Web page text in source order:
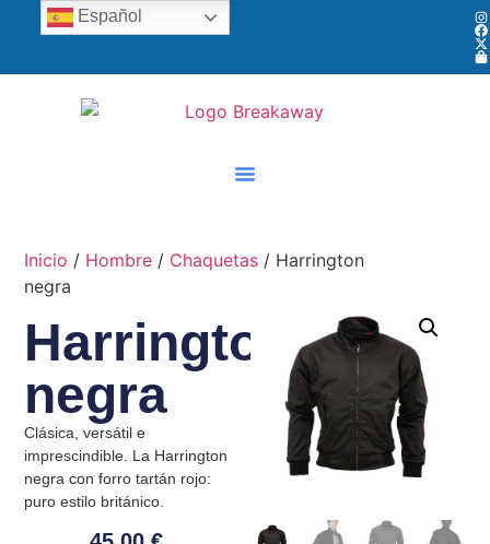
Inicio / Hombre / Chaquetas / Harrington
negra
Harrington
negra
Clásica, versátil e
imprescindible. La Harrington
negra con forro tartán rojo:
puro estilo británico.
Español